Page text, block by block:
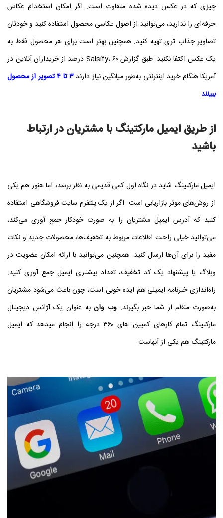
چیزی که در عکس دیده شده متفاوت است. اگر امکان استخدام عکاس
حرفه‌ای را ندارید، می‌توانید از اصول عکاسی محصول استفاده کنید و خودتان
تصاویر جذاب‌ تری تهیه کنید. همچنین بهتر است برای هر محصول فقط به
یک عکس اکتفا نکنید. طبق گزارش Salsify، ۶۰ درصد از خریداران آنلاین در
آمریکا هنگام خرید اینترنتی به‌طور میانگین نیاز دارند
۳ تا ۴ تصویر از محصول
ببینند.
از طریق ایمیل مارکتینگ با مشتریان در ارتباط
باشید
ایمیل مارکتینگ شاید در نگاه اول کمی قدیمی به نظر برسد، اما هنوز هم یکی
از روش‌های موثر بازاریابی است. اگر از یک پلتفرم سایت فروشگاهی استفاده
کنید که آدرس ایمیل مشتریان را به‌ صورت خودکار جمع‌ آوری می‌کند،
می‌توانید خیلی راحت اطلاعات مربوط به تخفیف‌ها، محصولات جدید و نکات
مفید را برای آن‌ها ارسال کنید. همچنین می‌توانید با ارائه امکان عضویت در
وبلاگ یا پیشنهاد یک کد تخفیف، تعداد بیشتری ایمیل جمع‌ آوری کنید.
راه‌اندازی خبرنامه ایمیلی هم ایده خوبی است، چون باعث می‌شود مشتریان
به‌صورت منظم از شما خبر بگیرند. وب وانبه عنوان یک آژانس دیجیتال
مارکتینگ تمام کارهای کمپین های ۳۶۰ درجه را انجام میدهد که ایمیل
مارکتینگ هم یکی از آنهاست.